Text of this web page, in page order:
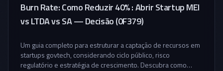
Burn Rate: Como Reduzir 40% : Abrir Startup MEI
vs LTDA vs SA — Decisão (0F379)
Um guia completo para estruturar a captação de recursos em
startups govtech, considerando ciclo público, risco
regulatório e estratégia de crescimento. Descubra como